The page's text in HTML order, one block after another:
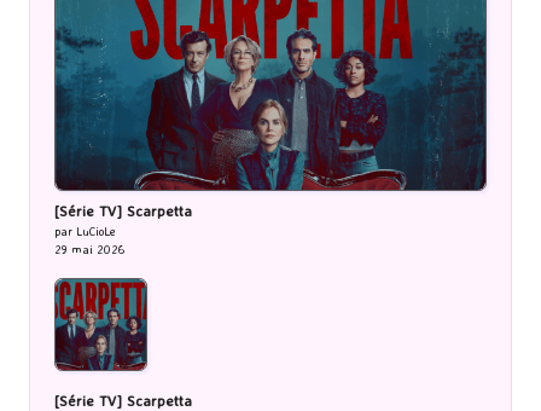
[Série TV] Scarpetta
par LuCioLe
29 mai 2026
[Série TV] Scarpetta